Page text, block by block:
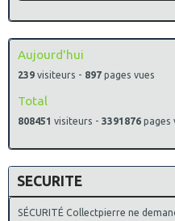
Aujourd'hui
239 visiteurs - 897 pages vues
Total
808451 visiteurs - 3391876 pages
SECURITE
SÉCURITÉ Collectpierre ne